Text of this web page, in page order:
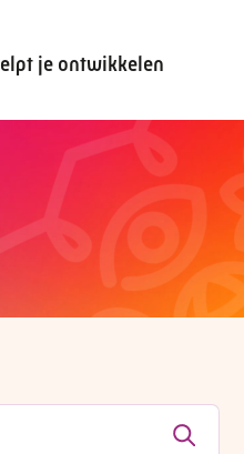
je ontwikkelen